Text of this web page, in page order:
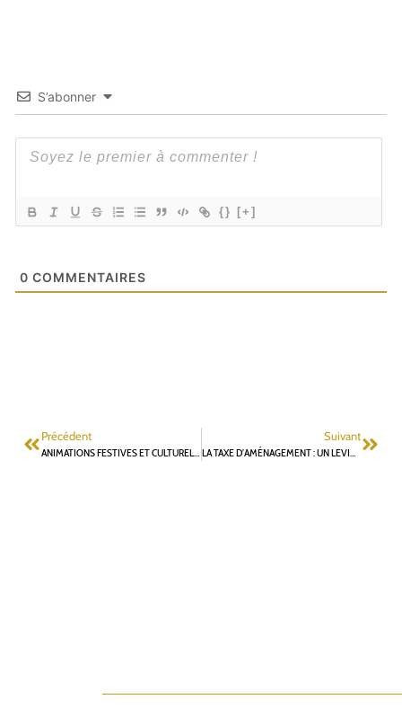
S’abonner
{} [+]
0 COMMENTAIRES
Précédent
ANIMATIONS FESTIVES ET CULTURELLES À CHÂTILLON OU LE GROUPE DES KWAY BLEUS À FONTENAY-AUX-ROSES ?
Suivant
LA TAXE D’AMÉNAGEMENT : UN LEVIER DE FINANCEMENT INDISPENSABLE MAIS PAS UNE MARTINGALE FINANCIÈRE